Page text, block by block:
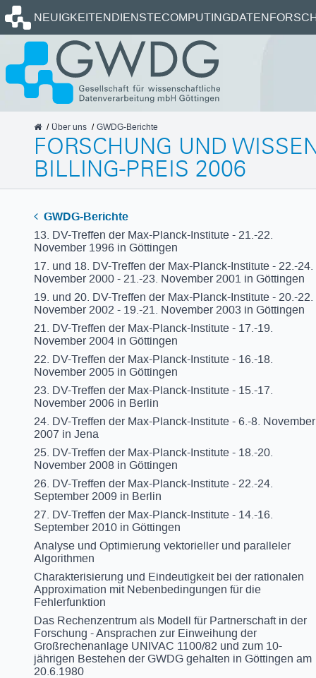
NEUIGKEITENDIENSTECOMPUTINGDATEN
GWDG
Über uns GWDG-Berichte
FORSCHUNG UND
BILLING-PREIS 2006
GWDG-Berichte
13. DV-Treffen der Max-Planck-Institute - 21.-22.
November 1996 in Göttingen
17. und 18. DV-Treffen der Max-Planck-Institute - 22.-24.
November 2000 - 21.-23. November 2001 in Göttingen
19. und 20. DV-Treffen der Max-Planck-Institute - 20.-22.
November 2002 - 19.-21. November 2003 in Göttingen
21. DV-Treffen der Max-Planck-Institute - 17.-19.
November 2004 in Göttingen
22. DV-Treffen der Max-Planck-Institute - 16.-18.
November 2005 in Göttingen
23. DV-Treffen der Max-Planck-Institute - 15.-17.
November 2006 in Berlin
24. DV-Treffen der Max-Planck-Institute - 6.-8. November
2007 in Jena
25. DV-Treffen der Max-Planck-Institute - 18.-20.
November 2008 in Göttingen
26. DV-Treffen der Max-Planck-Institute - 22.-24.
September 2009 in Berlin
27. DV-Treffen der Max-Planck-Institute - 14.-16.
September 2010 in Göttingen
Analyse und Optimierung vektorieller und paralleler
Algorithmen
Charakterisierung und Eindeutigkeit bei der rationalen
Approximation mit Nebenbedingungen für die
Fehlerfunktion
Das Rechenzentrum als Modell für Partnerschaft in der
Forschung - Ansprachen zur Einweihung der
Großrechenanlage UNIVAC 1100/82 und zum 10-
jährigen Bestehen der GWDG gehalten in Göttingen am
20.6.1980